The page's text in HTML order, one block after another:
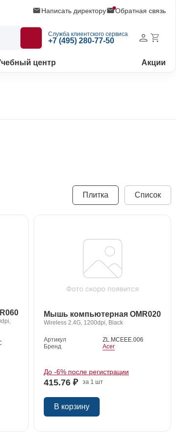
Написать директору Обратная связь
Служба клиентского сервиса
+7 (495) 280-77-50
центр Акции
Плитка Список
Мышь компьютерная OMR020
Wireless 2.4G, 1200dpi, Black
Артикул
ZL.MCEEE.006
Бренд
Acer
До -6% после регистрации
415.76 ₽ за 1 шт
В корзину